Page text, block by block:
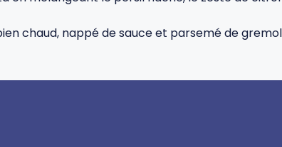
chaud, nappé de sauce et parsemé de